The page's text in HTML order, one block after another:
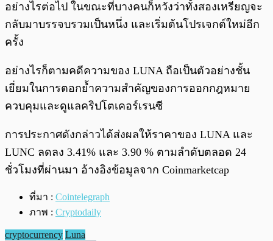
อย่างไรต่อไป ในขณะที่บางคนก็หวังว่าทั้งสองเหรียญจะ
กลับมาบรรจบรวมเป็นหนึ่ง และเริ่มต้นโปรเจกต์ใหม่อีก
ครั้ง
อย่างไรก็ตามคดีความของ LUNA ถือเป็นตัวอย่างชั้น
เยี่ยมในการตอกย้ำความสำคัญของการออกกฎหมาย
ควบคุมและดูแลคริปโตเคอร์เรนซี
การประกาศดังกล่าวได้ส่งผลให้ราคาของ LUNA และ
LUNC ลดลง 3.41% และ 3.90 % ตามลำดับตลอด 24
ชั่วโมงที่ผ่านมา อ้างอิงข้อมูลจาก Coinmarketcap
ที่มา : Cointelegraph
ภาพ : Cryptodaily
cryptocurrency Luna